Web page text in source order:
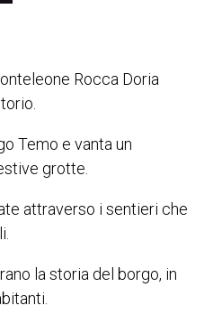
Rocca Doria
Temo e vanta un
grotte.
attraverso i sentieri che
la storia del borgo, in